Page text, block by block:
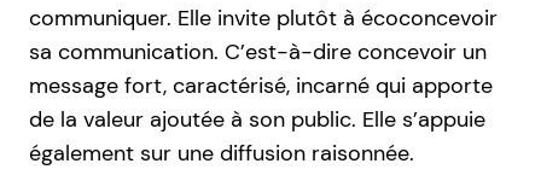
communiquer. Elle invite plutôt à écoconcevoir
sa communication. C’est-à-dire concevoir un
message fort, caractérisé, incarné qui apporte
de la valeur ajoutée à son public. Elle s’appuie
également sur une diffusion raisonnée.